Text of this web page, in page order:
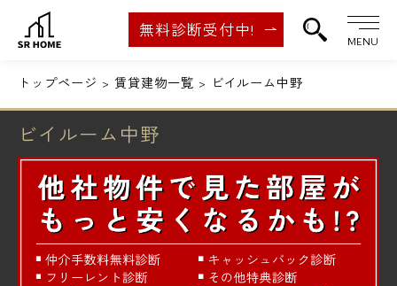
無料診断受付中!
MENU
トップページ 賃貸建物一覧 ビイルーム中野
ビイルーム中野